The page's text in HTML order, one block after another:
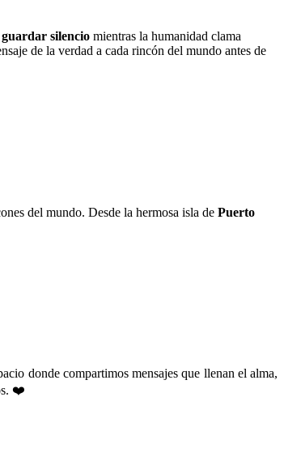
silencio mientras la humanidad clama
de la verdad a cada rincón del mundo antes de
del mundo. Desde la hermosa isla de Puerto
donde compartimos mensajes que llenan el alma,
❤️